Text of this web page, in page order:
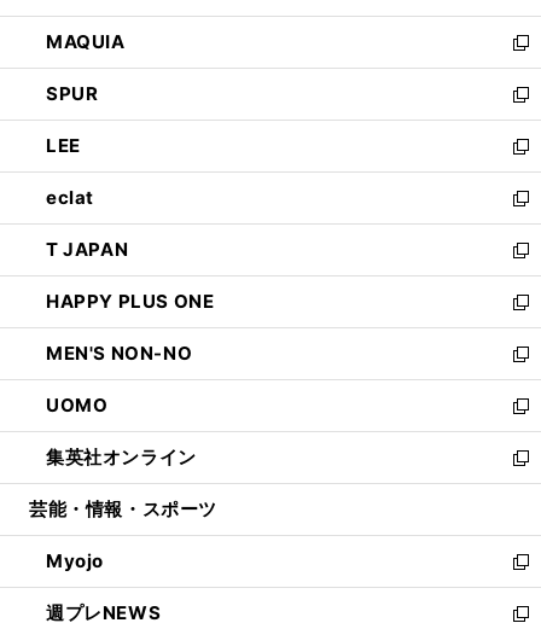
ン
ド
ウ
で
開
く
ウ
ィ
ン
ド
ウ
で
開
く
し
い
ウ
ィ
ン
ド
ウ
で
開
く
MAQUIA
新
し
い
ウ
ィ
ン
ド
ウ
で
開
く
SPUR
新
し
い
ウ
ィ
ン
ド
ウ
で
開
く
LEE
新
し
い
ウ
ィ
ン
ド
ウ
で
開
く
eclat
新
し
い
ウ
ィ
ン
ド
ウ
で
開
く
T JAPAN
新
し
い
ウ
ィ
ン
ド
ウ
で
開
HAPPY PLUS ONE
新
し
い
ウ
ィ
ン
ド
ウ
開
く
MEN'S NON-NO
新
し
い
ウ
ィ
ン
ウ
で
開
く
UOMO
新
し
い
ウ
ン
ド
ウ
で
集英社オンライン
新
し
ウ
ィ
ン
ド
芸能・情報・スポーツ
Myojo
新
し
い
週プレNEWS
新